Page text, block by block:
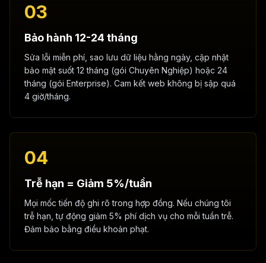
03
Bảo hành 12-24 tháng
Sửa lỗi miễn phí, sao lưu dữ liệu hằng ngày, cập nhật
bảo mật suốt 12 tháng (gói Chuyên Nghiệp) hoặc 24
tháng (gói Enterprise). Cam kết web không bị sập quá
4 giờ/tháng.
04
Trễ hạn = Giảm 5%/tuần
Mọi mốc tiến độ ghi rõ trong hợp đồng. Nếu chúng tôi
trễ hạn, tự động giảm 5% phí dịch vụ cho mỗi tuần trễ.
Đảm bảo bằng điều khoản phạt.